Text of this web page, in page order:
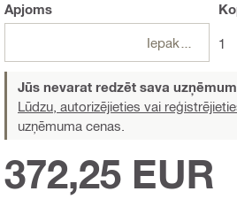
Apjoms
1
Jūs nevarat redzēt sava
Lūdzu, autorizējieties vai
uzņēmuma cenas.
372,25 EUR